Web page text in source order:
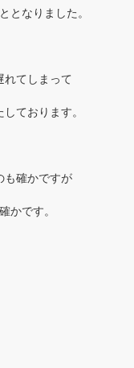
となりました。
れてしまって
ております。
も確かですが
かです。